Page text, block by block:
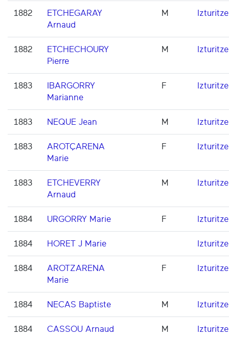
1882
ETCHEGARAY
Arnaud
M Izturitze
1882
ETCHECHOURY
Pierre
M Izturitze
1883
IBARGORRY
Marianne
F Izturitze
1883 NEQUE Jean M Izturitze
1883
AROTÇARENA
Marie
F Izturitze
1883
ETCHEVERRY
Arnaud
M Izturitze
1884 URGORRY Marie F Izturitze
1884 HORET J Marie Izturitze
1884
AROTZARENA
Marie
F Izturitze
1884 NECAS Baptiste M Izturitze
1884 CASSOU Arnaud M Izturitze